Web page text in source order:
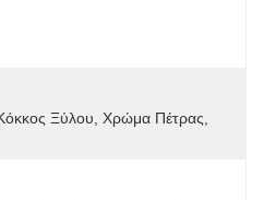
Ξύλου, Χρώμα Πέτρας,